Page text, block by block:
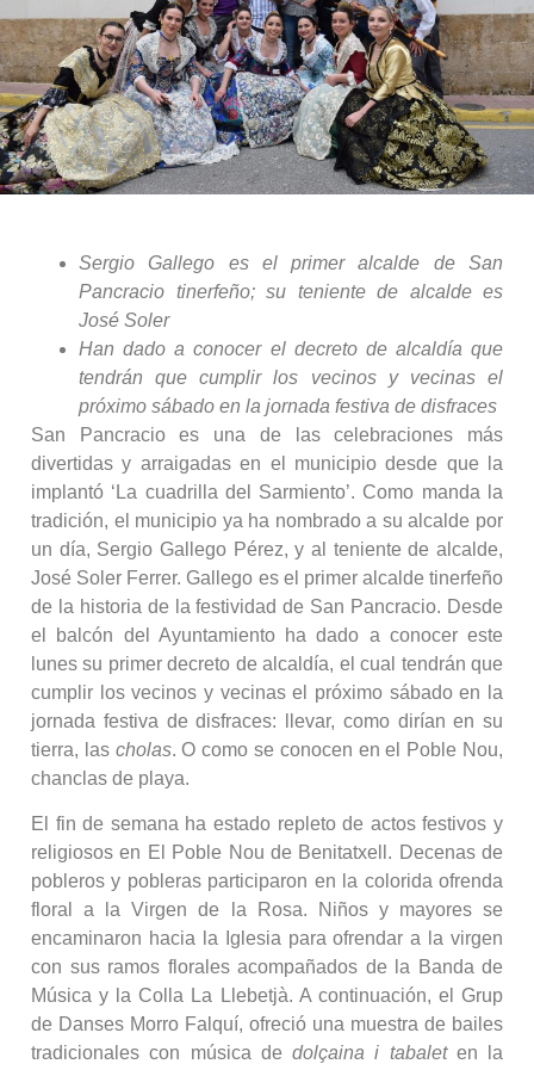
Sergio Gallego es el primer alcalde de San
Pancracio tinerfeño; su teniente de alcalde es
José Soler
Han dado a conocer el decreto de alcaldía que
tendrán que cumplir los vecinos y vecinas el
próximo sábado en la jornada festiva de disfraces
San Pancracio es una de las celebraciones más
divertidas y arraigadas en el municipio desde que la
implantó ‘La cuadrilla del Sarmiento’. Como manda la
tradición, el municipio ya ha nombrado a su alcalde por
un día, Sergio Gallego Pérez, y al teniente de alcalde,
José Soler Ferrer. Gallego es el primer alcalde tinerfeño
de la historia de la festividad de San Pancracio. Desde
el balcón del Ayuntamiento ha dado a conocer este
lunes su primer decreto de alcaldía, el cual tendrán que
cumplir los vecinos y vecinas el próximo sábado en la
jornada festiva de disfraces: llevar, como dirían en su
tierra, las cholas. O como se conocen en el Poble Nou,
chanclas de playa.
El fin de semana ha estado repleto de actos festivos y
religiosos en El Poble Nou de Benitatxell. Decenas de
pobleros y pobleras participaron en la colorida ofrenda
floral a la Virgen de la Rosa. Niños y mayores se
encaminaron hacia la Iglesia para ofrendar a la virgen
con sus ramos florales acompañados de la Banda de
Música y la Colla La Llebetjà. A continuación, el Grup
de Danses Morro Falquí, ofreció una muestra de bailes
tradicionales con música de dolçaina i tabaleten la